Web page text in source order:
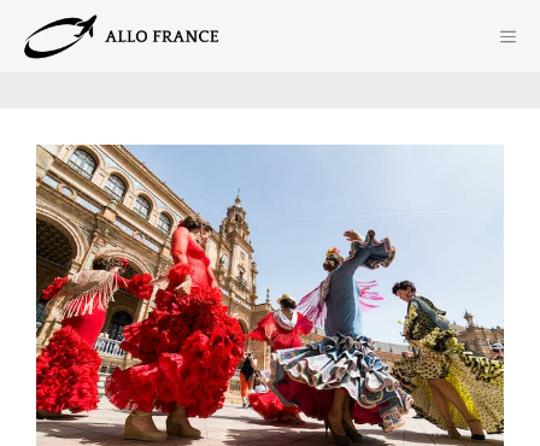
contenu